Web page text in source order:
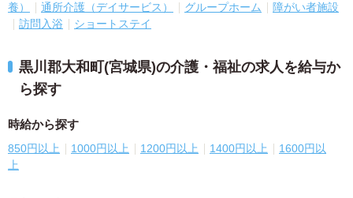
養）
通所介護（デイサービス） グループホーム
障がい者施設
訪問入浴
ショートステイ
黒川郡大和町(宮城県)の介護・福祉の求人を給与か
ら探す
時給から探す
850円以上 1000円以上 1200円以上 1400円以上
1600円以
上